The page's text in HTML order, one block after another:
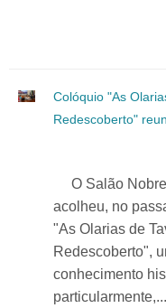
Colóquio "As
Redescoberto"
O Salão Nobre
acolheu, no
"As Olarias de
Redescoberto",
conhecimento
particularmente,...